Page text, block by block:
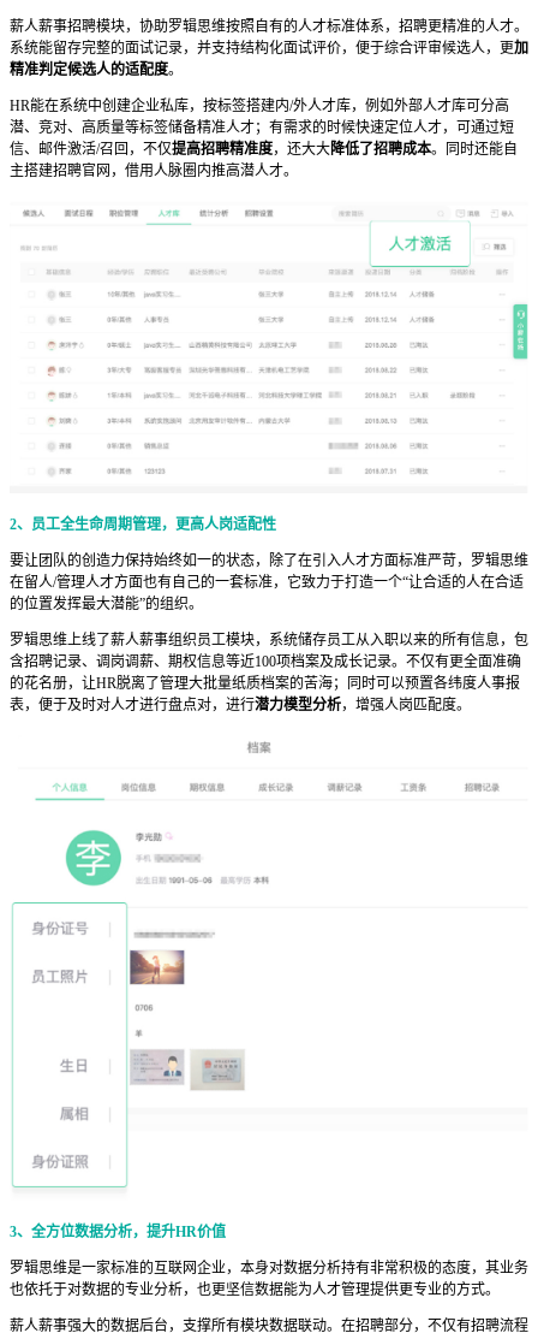
薪人薪事招聘模块，协助罗辑思维按照自有的人才标准体系，招聘更精准的人才。
系统能留存完整的面试记录，并支持结构化面试评价，便于综合评审候选人，更加
精准判定候选人的适配度。
HR能在系统中创建企业私库，按标签搭建内/外人才库，例如外部人才库可分高
潜、竞对、高质量等标签储备精准人才；有需求的时候快速定位人才，可通过短
信、邮件激活/召回，不仅提高招聘精准度，还大大降低了招聘成本。同时还能自
主搭建招聘官网，借用人脉圈内推高潜人才。
2、员工全生命周期管理，更高人岗适配性
要让团队的创造力保持始终如一的状态，除了在引入人才方面标准严苛，罗辑思维
在留人/管理人才方面也有自己的一套标准，它致力于打造一个“让合适的人在合适
的位置发挥最大潜能”的组织。
罗辑思维上线了薪人薪事组织员工模块，系统储存员工从入职以来的所有信息，包
含招聘记录、调岗调薪、期权信息等近100项档案及成长记录。不仅有更全面准确
的花名册，让HR脱离了管理大批量纸质档案的苦海；同时可以预置各纬度人事报
表，便于及时对人才进行盘点对，进行潜力模型分析，增强人岗匹配度。
3、全方位数据分析，提升HR价值
罗辑思维是一家标准的互联网企业，本身对数据分析持有非常积极的态度，其业务
也依托于对数据的专业分析，也更坚信数据能为人才管理提供更专业的方式。
薪人薪事强大的数据后台，支撑所有模块数据联动。在招聘部分，不仅有招聘流程